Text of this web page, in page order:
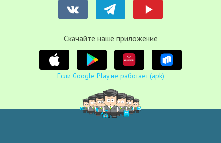
Cкачайте наше приложение
Если Google Play не работает (apk)